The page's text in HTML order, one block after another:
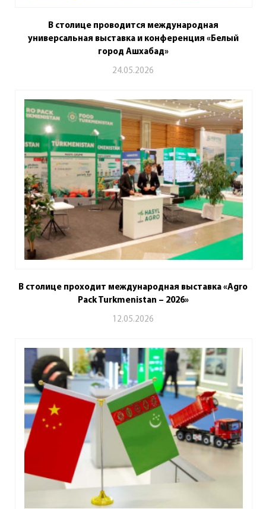
В столице проводится международная
универсальная выставка и конференция «Белый
город Ашхабад»
24.05.2026
В столице проходит международная выставка «Agro
Pack Turkmenistan – 2026»
12.05.2026